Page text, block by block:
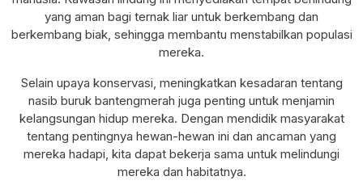
yang aman bagi ternak liar untuk berkembang dan
berkembang biak, sehingga membantu menstabilkan populasi
mereka.
Selain upaya konservasi, meningkatkan kesadaran tentang
nasib buruk bantengmerah juga penting untuk menjamin
kelangsungan hidup mereka. Dengan mendidik masyarakat
tentang pentingnya hewan-hewan ini dan ancaman yang
mereka hadapi, kita dapat bekerja sama untuk melindungi
mereka dan habitatnya.